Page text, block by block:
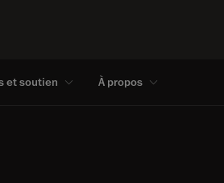
et soutien À propos